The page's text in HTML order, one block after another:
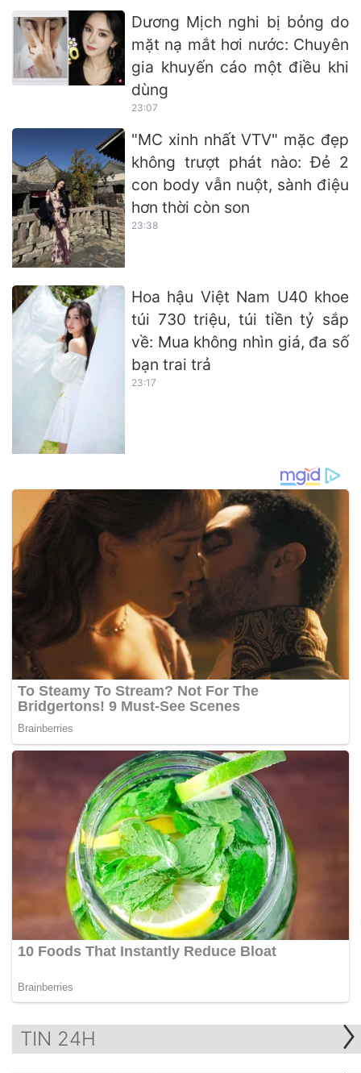
Dương Mịch nghi bị bỏng do
mặt nạ mắt hơi nước: Chuyên
gia khuyến cáo một điều khi
dùng
23:07
"MC xinh nhất VTV" mặc đẹp
không trượt phát nào: Đẻ 2
con body vẫn nuột, sành điệu
hơn thời còn son
23:38
Hoa hậu Việt Nam U40 khoe
túi 730 triệu, túi tiền tỷ sắp
về: Mua không nhìn giá, đa số
bạn trai trả
23:17
TIN 24H